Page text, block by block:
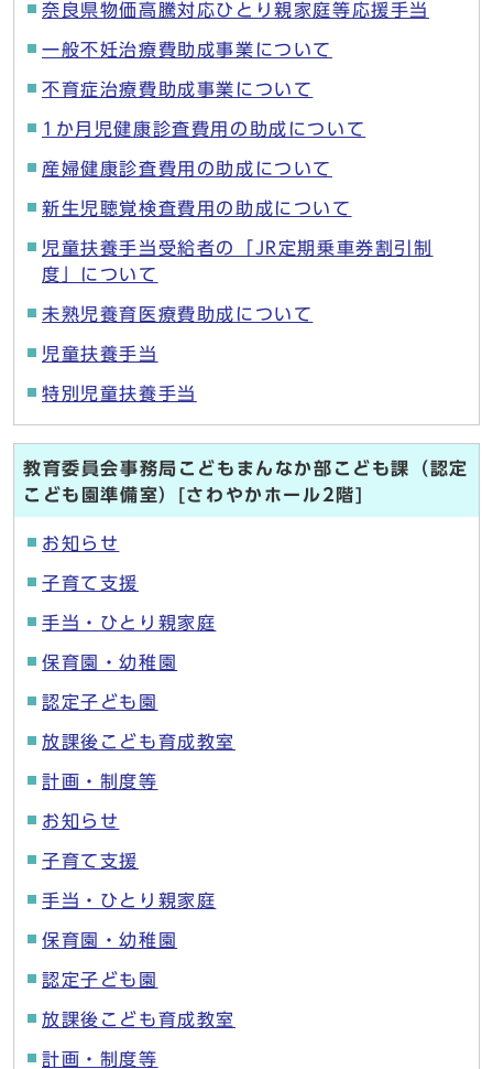
奈良県物価高騰対応ひとり親家庭等応援手当
一般不妊治療費助成事業について
不育症治療費助成事業について
1か月児健康診査費用の助成について
産婦健康診査費用の助成について
新生児聴覚検査費用の助成について
児童扶養手当受給者の「JR定期乗車券割引制
度」について
未熟児養育医療費助成について
児童扶養手当
特別児童扶養手当
教育委員会事務局こどもまんなか部こども課（認定
こども園準備室）[さわやかホール2階]
お知らせ
子育て支援
手当・ひとり親家庭
保育園・幼稚園
認定子ども園
放課後こども育成教室
計画・制度等
お知らせ
子育て支援
手当・ひとり親家庭
保育園・幼稚園
認定子ども園
放課後こども育成教室
計画・制度等